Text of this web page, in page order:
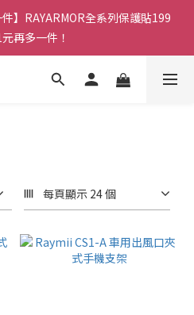
】RAYARMOR全系列保護貼199
再多一件！
每頁顯示 24 個